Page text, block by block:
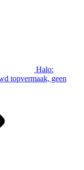
Halo:
topvermaak, geen